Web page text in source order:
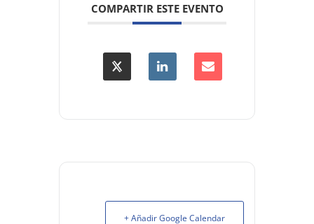
COMPARTIR ESTE EVENTO
+ Añadir Google Calendar